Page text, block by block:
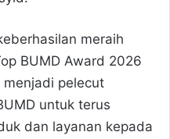
meraih
BUMD Award 2026
pelecut
untuk terus
dan layanan kepada